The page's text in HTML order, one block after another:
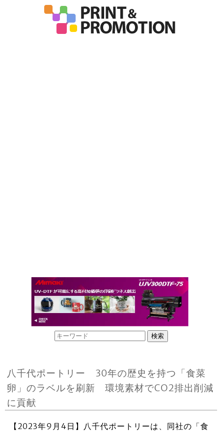
八千代ポートリー 30年の歴史を持つ「食菜
卵」のラベルを刷新 環境素材でCO2排出削減
に貢献
【2023年9月4日】八千代ポートリーは、同社の「食